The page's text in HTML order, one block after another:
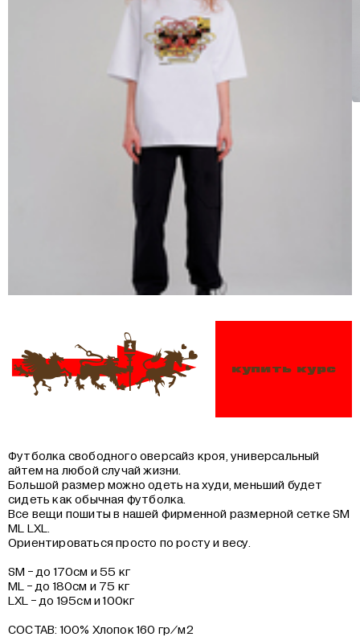
купить курс
Футболка свободного оверсайз кроя, универсальный
айтем на любой случай жизни.
Большой размер можно одеть на худи, меньший будет
сидеть как обычная футболка.
Все вещи пошиты в нашей фирменной размерной сетке SM
ML LXL.
Ориентироваться просто по росту и весу.
SM - до 170см и 55 кг
ML - до 180см и 75 кг
LXL - до 195см и 100кг
СОСТАВ: 100% Хлопок 160 гр/м2